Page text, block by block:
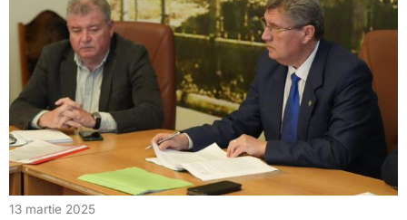
13 martie 2025